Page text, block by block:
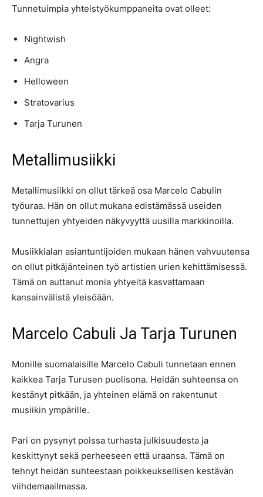
Tunnetuimpia yhteistyökumppaneita ovat olleet:
Nightwish
Angra
Helloween
Stratovarius
Tarja Turunen
Metallimusiikki
Metallimusiikki on ollut tärkeä osa Marcelo Cabulin
työuraa. Hän on ollut mukana edistämässä useiden
tunnettujen yhtyeiden näkyvyyttä uusilla markkinoilla.
Musiikkialan asiantuntijoiden mukaan hänen vahvuutensa
on ollut pitkäjänteinen työ artistien urien kehittämisessä.
Tämä on auttanut monia yhtyeitä kasvattamaan
kansainvälistä yleisöään.
Marcelo Cabuli Ja Tarja Turunen
Monille suomalaisille Marcelo Cabuli tunnetaan ennen
kaikkea Tarja Turusen puolisona. Heidän suhteensa on
kestänyt pitkään, ja yhteinen elämä on rakentunut
musiikin ympärille.
Pari on pysynyt poissa turhasta julkisuudesta ja
keskittynyt sekä perheeseen että uraansa. Tämä on
tehnyt heidän suhteestaan poikkeuksellisen kestävän
viihdemaailmassa.